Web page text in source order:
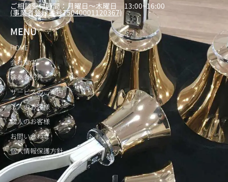
ご相談受付時間：月曜日～木曜日 13:00~16:00
(事業者登録番号T5040001120367)
MENU
HOME
会社案内
演奏者紹介
サービスのご案内
法人のお客様
個人のお客様
お問い合わせ
個人情報保護方針